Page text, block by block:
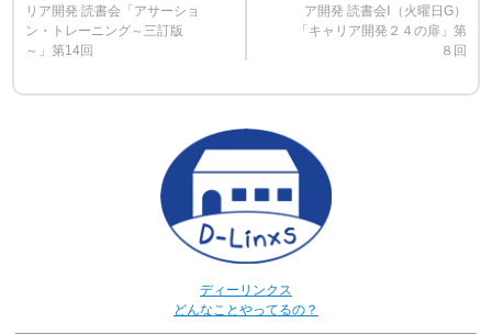
リア開発 読書会「アサーショ
ン・トレーニング～三訂版
～」第14回
ア開発 読書会Ⅰ（火曜日G）
「キャリア開発２４の扉」第
８回
ディーリンクス
どんなことやってるの？